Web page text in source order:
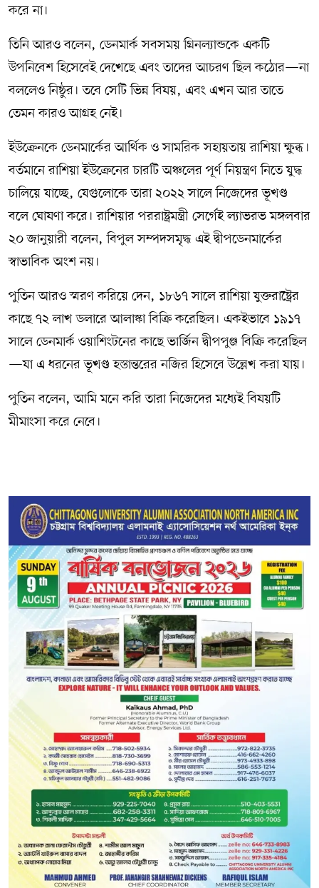
করে না।
তিনি আরও বলেন, ডেনমার্ক সবসময় গ্রিনল্যান্ডকে একটি
উপনিবেশ হিসেবেই দেখেছে এবং তাদের আচরণ ছিল কঠোর—না
বললেও নিষ্ঠুর। তবে সেটি ভিন্ন বিষয়, এবং এখন আর তাতে
তেমন কারও আগ্রহ নেই।
ইউক্রেনকে ডেনমার্কের আর্থিক ও সামরিক সহায়তায় রাশিয়া ক্ষুব্ধ।
বর্তমানে রাশিয়া ইউক্রেনের চারটি অঞ্চলের পূর্ণ নিয়ন্ত্রণ নিতে যুদ্ধ
চালিয়ে যাচ্ছে, যেগুলোকে তারা ২০২২ সালে নিজেদের ভূখণ্ড
বলে ঘোষণা করে। রাশিয়ার পররাষ্ট্রমন্ত্রী সের্গেই ল্যাভরভ মঙ্গলবার
২০ জানুয়ারী বলেন, বিপুল সম্পদসমৃদ্ধ এই দ্বীপডেনমার্কের
স্বাভাবিক অংশ নয়।
পুতিন আরও স্মরণ করিয়ে দেন, ১৮৬৭ সালে রাশিয়া যুক্তরাষ্ট্রের
কাছে ৭২ লাখ ডলারে আলাস্কা বিক্রি করেছিল। একইভাবে ১৯১৭
সালে ডেনমার্ক ওয়াশিংটনের কাছে ভার্জিন দ্বীপপুঞ্জ বিক্রি করেছিল
—যা এ ধরনের ভূখণ্ড হস্তান্তরের নজির হিসেবে উল্লেখ করা যায়।
পুতিন বলেন, আমি মনে করি তারা নিজেদের মধ্যেই বিষয়টি
মীমাংসা করে নেবে।